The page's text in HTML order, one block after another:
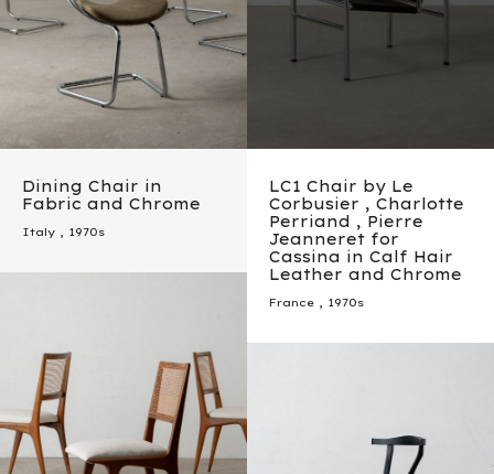
Dining Chair in
Fabric and Chrome
Italy , 1970s
LC1 Chair by Le
Corbusier , Charlotte
Perriand , Pierre
Jeanneret for
Cassina in Calf Hair
Leather and Chrome
France , 1970s